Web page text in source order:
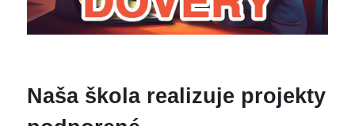
Naša škola realizuje projekty